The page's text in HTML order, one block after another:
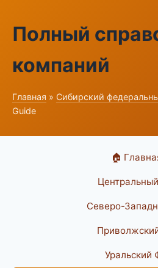
Полный
компаний
Главная » Сибирский
Guide
🏠
Северо-
Уральский